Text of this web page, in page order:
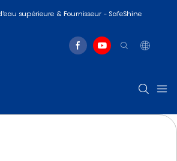
supérieure & Fournisseur - SafeShine